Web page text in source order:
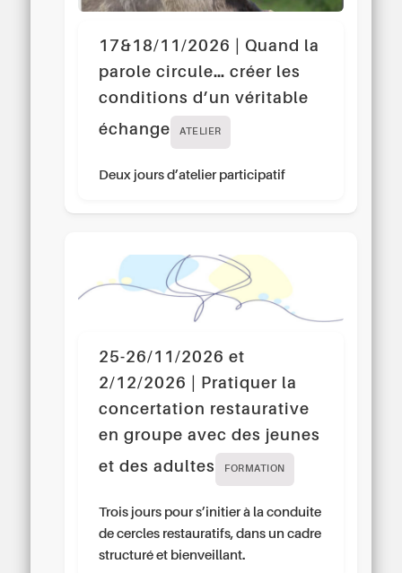
17&18/11/2026 | Quand la
parole circule… créer les
conditions d’un véritable
échange
ATELIER
Deux jours d’atelier participatif
25-26/11/2026 et
2/12/2026 | Pratiquer la
concertation restaurative
en groupe avec des jeunes
et des adultes
FORMATION
Trois jours pour s’initier à la conduite
de cercles restauratifs, dans un cadre
structuré et bienveillant.